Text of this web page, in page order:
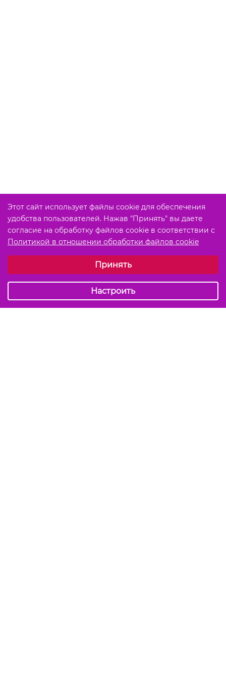
Этот сайт использует файлы cookie для обеспечения
удобства пользователей. Нажав "Принять" вы даете
согласие на обработку файлов cookie в соответствии с
Политикой в отношении обработки файлов cookie
Обязательные (технические)Принять
Настроить